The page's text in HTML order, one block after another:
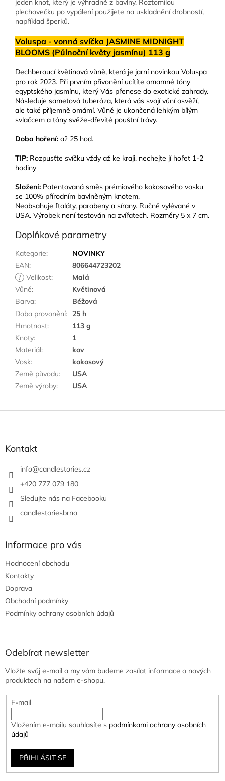
jeden knot, který je výhradně z bavlny. Roztomilou
plechovečku po vypálení použijete na uskladnění drobností,
například šperků.
Voluspa - vonná svíčka JASMINE MIDNIGHT
BLOOMS (Půlnoční květy jasmínu) 113 g
Dechberoucí květinová vůně, která je jarní novinkou Voluspa
pro rok 2023. Při prvním přivonění ucítíte omamné tóny
egyptského jasmínu, který Vás přenese do exotické zahrady.
Následuje sametová tuberóza, která vás svojí vůní osvěží,
ale také příjemně omámí. Vůně je ukončená lehkým bílým
svlačcem a tóny svěže-dřevité pouštní trávy.
Doba hoření: až 25 hod.
TIP: Rozpusťte svíčku vždy až ke kraji, nechejte jí hořet 1-2
hodiny
Složení: Patentovaná směs prémiového kokosového vosku
se 100% přírodním bavlněným knotem.
Neobsahuje ftaláty, parabeny a sírany. Ručně vylévané v
USA. Výrobek není testován na zvířatech. Rozměry 5 x 7 cm.
Doplňkové parametry
Kategorie:
NOVINKY
EAN:
806644723202
? Velikost:
Malá
Vůně:
Květinová
Barva:
Béžová
Doba provonění: 25 h
Hmotnost:
113 g
Knoty:
1
Materiál:
kov
Vosk:
kokosový
Země původu:
USA
Země výroby: USA
Kontakt
info@candlestories.cz
+420 777 079 180
Sledujte nás na Facebooku
candlestoriesbrno
Informace pro vás
Hodnocení obchodu
Kontakty
Doprava
Obchodní podmínky
Podmínky ochrany osobních údajů
Odebírat newsletter
Vložte svůj e-mail a my vám budeme zasílat informace o nových
produktech na našem e-shopu.
E-mail
Vložením e-mailu souhlasíte s podmínkami ochrany osobních
údajů
PŘIHLÁSIT SE